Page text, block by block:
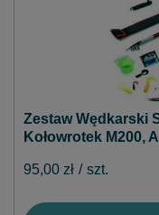
Zestaw Wędkarski
Kołowrotek M200,
95,00 zł / szt.